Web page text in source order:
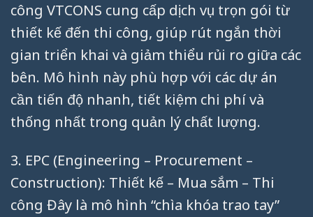
công VTCONS cung cấp dịch vụ trọn gói từ
thiết kế đến thi công, giúp rút ngắn thời
gian triển khai và giảm thiểu rủi ro giữa các
bên. Mô hình này phù hợp với các dự án
cần tiến độ nhanh, tiết kiệm chi phí và
thống nhất trong quản lý chất lượng.
3. EPC (Engineering – Procurement –
Construction): Thiết kế – Mua sắm – Thi
công Đây là mô hình “chìa khóa trao tay”